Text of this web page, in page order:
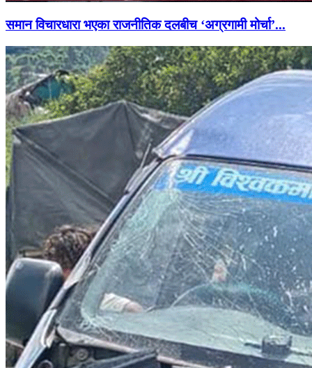
समान विचारधारा भएका राजनीतिक दलबीच ‘अग्रगामी मोर्चा’...